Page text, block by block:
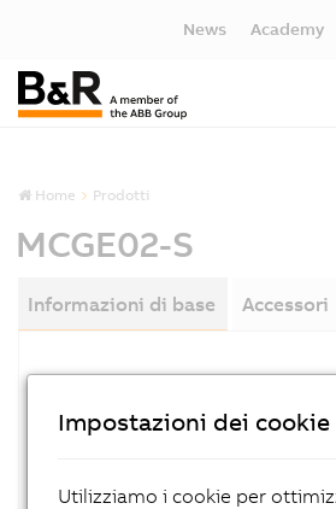
News Academy
Home Prodotti
MCGE02-S
Informazioni di base Accessori
NUMERO MATERIALE:
MCGE02-S
MINI BASIC UNIT
Impostazioni dei cookie
Utilizziamo i cookie per